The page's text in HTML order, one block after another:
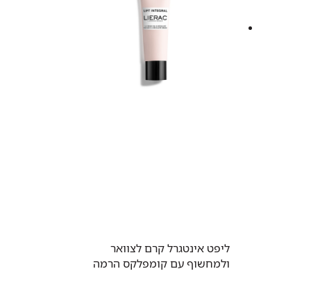
ליפט אינטגרל קרם לצוואר
ולמחשוף עם קומפלקס הרמה